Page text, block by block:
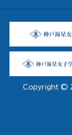
Copyright ©